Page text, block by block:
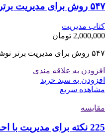
۵۴۷ روش برای مدیریت برتر
کتاب مدیریت
2,000,000 تومان
۵۴۷ روش برای مدیریت برتر نوشته ران کلمن
افزودن به علاقه مندی
افزودن به سبد خرید
مشاهده سریع
مقایسه
225 نکته برای مدیریت با احساس